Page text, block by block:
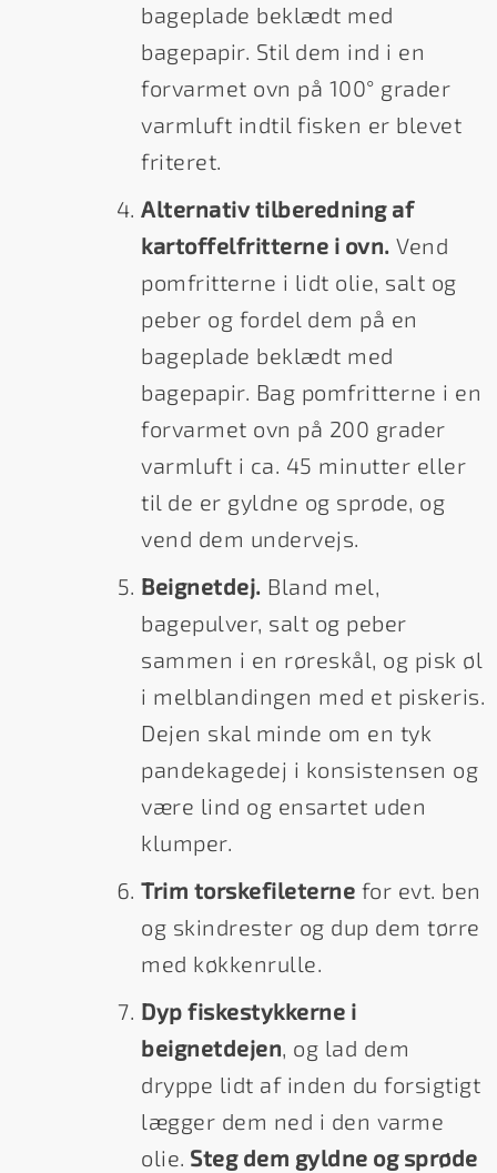
bageplade beklædt med
bagepapir. Stil dem ind i en
forvarmet ovn på 100° grader
varmluft indtil fisken er blevet
friteret.
Alternativ tilberedning af
kartoffelfritterne i ovn. Vend
pomfritterne i lidt olie, salt og
peber og fordel dem på en
bageplade beklædt med
bagepapir. Bag pomfritterne i en
forvarmet ovn på 200 grader
varmluft i ca. 45 minutter eller
til de er gyldne og sprøde, og
vend dem undervejs.
Beignetdej. Bland mel,
bagepulver, salt og peber
sammen i en røreskål, og pisk øl
i melblandingen med et piskeris.
Dejen skal minde om en tyk
pandekagedej i konsistensen og
være lind og ensartet uden
klumper.
Trim torskefileterne for evt. ben
og skindrester og dup dem tørre
med køkkenrulle.
Dyp fiskestykkerne i
beignetdejen, og lad dem
dryppe lidt af inden du forsigtigt
lægger dem ned i den varme
olie. Steg dem gyldne og sprøde